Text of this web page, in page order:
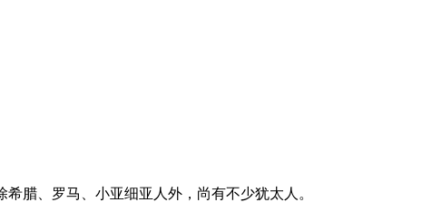
腊、罗马、小亚细亚人外，尚有不少犹太人。